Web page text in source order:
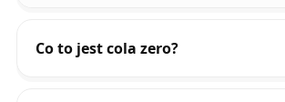
Co to jest cola zero?